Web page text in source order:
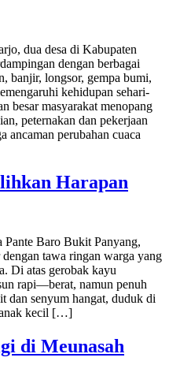
dua desa di Kabupaten
dengan berbagai
banjir, longsor, gempa bumi,
kehidupan sehari-
besar masyarakat menopang
peternakan dan pekerjaan
ancaman perubahan cuaca
Harapan
Pante Baro Bukit Panyang,
tawa ringan warga yang
Di atas gerobak kayu
rapi—berat, namun penuh
dan senyum hangat, duduk di
anak kecil […]
di Meunasah